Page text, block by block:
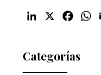
LinkedIn
Categorías